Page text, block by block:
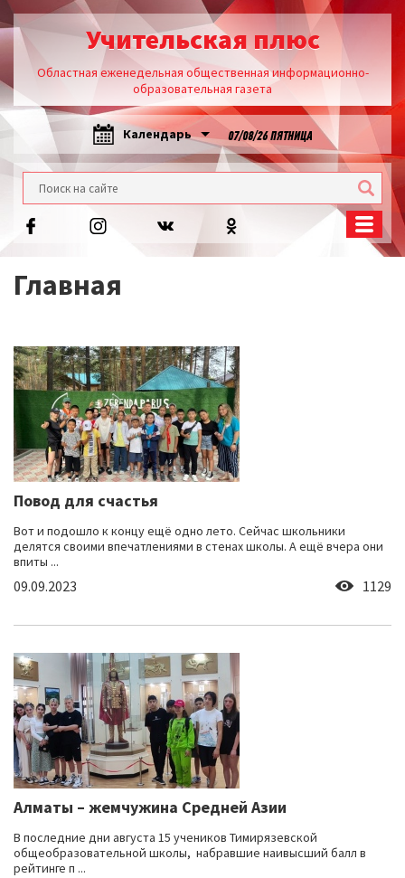
Учительская плюс
Областная еженедельная общественная информационно-
образовательная газета
Календарь 07/08/26 ПЯТНИЦА
Главная
Повод для счастья
Вот и подошло к концу ещё одно лето. Сейчас школьники
делятся своими впечатлениями в стенах школы. А ещё вчера они
впиты ...
09.09.2023 1129
Алматы – жемчужина Средней Азии
В последние дни августа 15 учеников Тимирязевской
общеобразовательной школы, набравшие наивысший балл в
рейтинге п ...